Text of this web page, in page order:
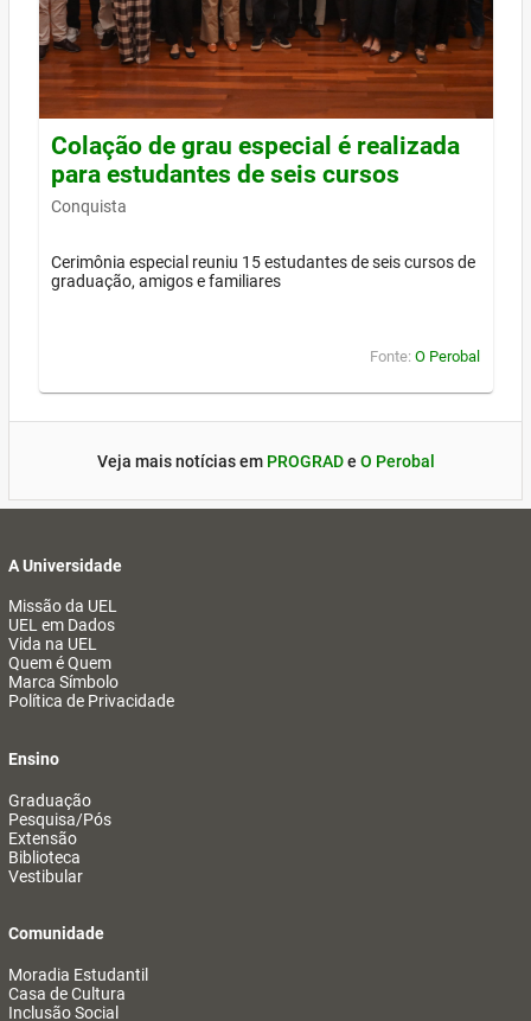
Colação de grau especial é realizada
para estudantes de seis cursos
Conquista
Cerimônia especial reuniu 15 estudantes de seis cursos de
graduação, amigos e familiares
Fonte: O Perobal
Veja mais notícias em PROGRADe O Perobal
A Universidade
Missão da UEL
UEL em Dados
Vida na UEL
Quem é Quem
Marca Símbolo
Política de Privacidade
Ensino
Graduação
Pesquisa/Pós
Extensão
Biblioteca
Vestibular
Comunidade
Moradia Estudantil
Casa de Cultura
Inclusão Social